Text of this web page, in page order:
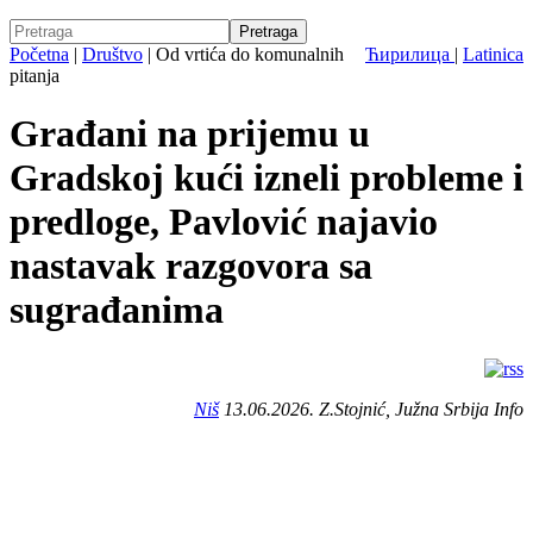
Ћирилица | Latinica
Početna | Društvo | Od vrtića do komunalnih
pitanja
Građani na prijemu u
Gradskoj kući izneli probleme i
predloge, Pavlović najavio
nastavak razgovora sa
sugrađanima
Niš13.06.2026. Z.Stojnić, Južna Srbija Info